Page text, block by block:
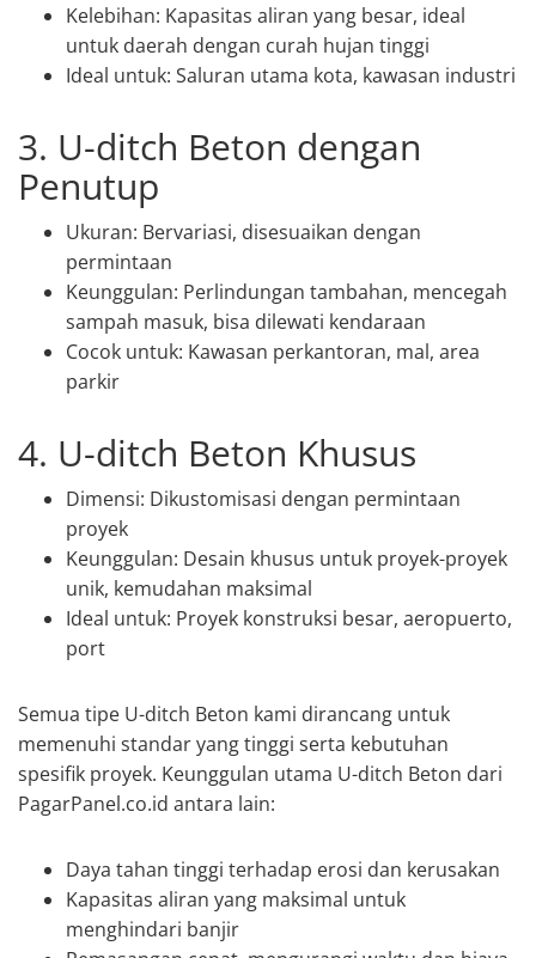
Kelebihan: Kapasitas aliran yang besar, ideal
untuk daerah dengan curah hujan tinggi
Ideal untuk: Saluran utama kota, kawasan industri
3. U-ditch Beton dengan
Penutup
Ukuran: Bervariasi, disesuaikan dengan
permintaan
Keunggulan: Perlindungan tambahan, mencegah
sampah masuk, bisa dilewati kendaraan
Cocok untuk: Kawasan perkantoran, mal, area
parkir
4. U-ditch Beton Khusus
Dimensi: Dikustomisasi dengan permintaan
proyek
Keunggulan: Desain khusus untuk proyek-proyek
unik, kemudahan maksimal
Ideal untuk: Proyek konstruksi besar, aeropuerto,
port
Semua tipe U-ditch Beton kami dirancang untuk
memenuhi standar yang tinggi serta kebutuhan
spesifik proyek. Keunggulan utama U-ditch Beton dari
PagarPanel.co.id antara lain:
Daya tahan tinggi terhadap erosi dan kerusakan
Kapasitas aliran yang maksimal untuk
menghindari banjir